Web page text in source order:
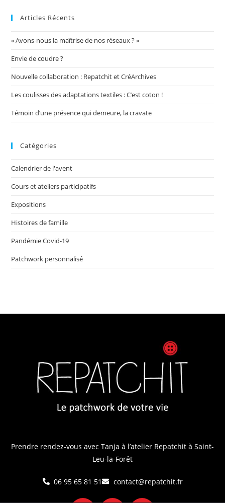
Articles Récents
« Avons-nous la maîtrise de nos réseaux ? »
Envie de coudre ?
Nouvelle collaboration : Repatchit et CréArchives
Les coulisses des adaptations textiles : C’est coton !
Témoin d’une présence qui demeure, la cravate
Catégories
Calendrier de l'avent
Cours et ateliers participatifs
Expositions
Histoires de famille
Pandémie Covid-19
Patchwork personnalisé
Prendre rendez-vous avec Tanja à l’atelier Repatchit à Saint-
Leu-la-Forêt
06 95 65 81 51 contact@repatchit.fr